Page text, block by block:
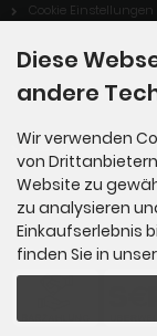
Cookie Einstellungen
Informationen
Sitemap
Diese
andere
Wir verwenden
von
Website zu
zu analysieren
Einkaufserlebnis
finden Sie in